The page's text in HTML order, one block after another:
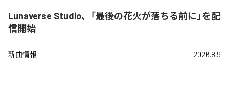
Lunaverse Studio、「最後の花火が落ちる前に」を配
信開始
新曲情報 2026.8.9